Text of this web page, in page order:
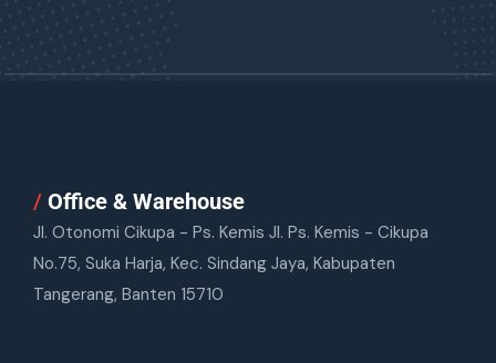
/ Office & Warehouse
Jl. Otonomi Cikupa - Ps. Kemis Jl. Ps. Kemis - Cikupa
No.75, Suka Harja, Kec. Sindang Jaya, Kabupaten
Tangerang, Banten 15710